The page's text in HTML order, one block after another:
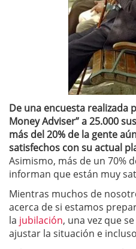
De una encuesta realizada
Money Adviser” a 25.000
más del 20% de la gente
satisfechos con su actual
Asimismo, más de un 70%
informan que están muy
Mientras muchos de
acerca de si estamos
la jubilación, una vez que
ajustar la situación e